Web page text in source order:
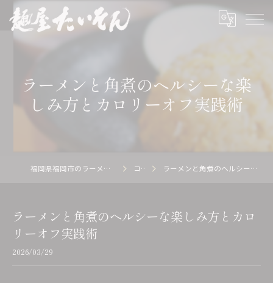
ラーメンと角煮のヘルシーな楽
しみ方とカロリーオフ実践術
福岡県福岡市のラーメン店の求人なら麺屋 たいそん コラム ラーメンと角煮のヘルシーな楽しみ方とカロリーオフ実践術
ラーメンと角煮のヘルシーな楽しみ方とカロ
リーオフ実践術
2026/03/29